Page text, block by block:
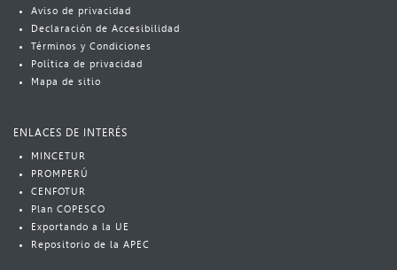
Aviso​​​ de privacidad
Declaración de Accesibilidad
Términos y Condiciones
Política​​ de privacidad
Mapa de sitio
ENLACES DE INTERÉS
MINCETUR
PROMPERÚ
CENFOTUR
Plan COPESCO​
Exportando a la UE
Repositorio de la APEC​